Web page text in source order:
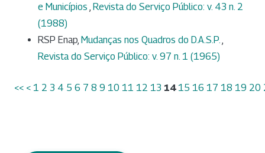
e Municípios , Revista do Serviço Público: v. 43 n. 2
(1988)
RSP Enap, Mudanças nos Quadros do D.A.S.P.,
Revista do Serviço Público: v. 97 n. 1 (1965)
<< < 1 2 3 4 5 6 7 8 9 10 11 12 13 14 15 16 17 18 19 20